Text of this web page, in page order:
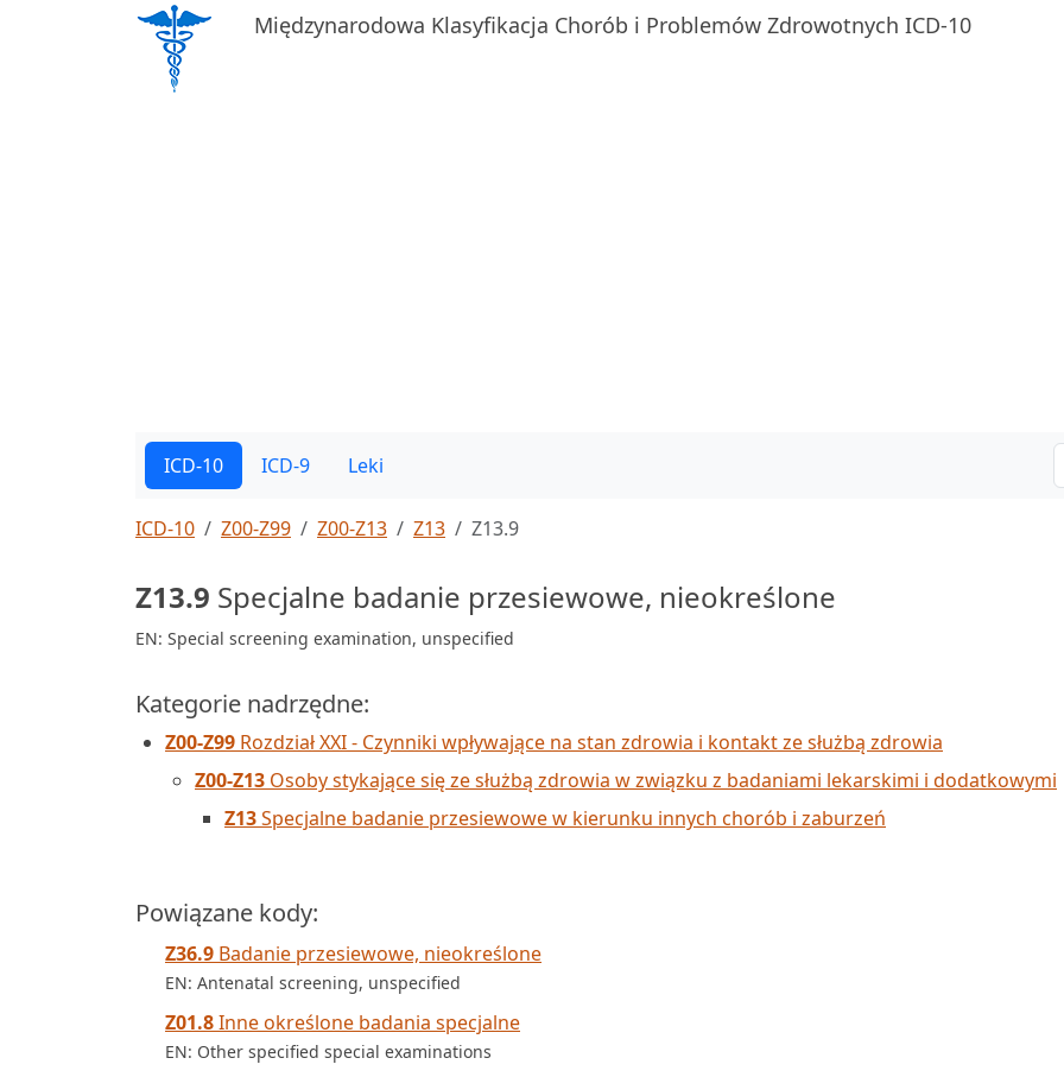
Międzynarodowa Klasyfikacja Chorób i Problemów Zdrowotnych ICD-10
ICD-10 ICD-9 Leki
ICD-10 Z00-Z99 Z00-Z13 Z13 Z13.9
Z13.9 Specjalne badanie przesiewowe, nieokreślone
EN: Special screening examination, unspecified
Kategorie nadrzędne:
Z00-Z99 Rozdział XXI - Czynniki wpływające na stan zdrowia i kontakt ze służbą zdrowia
Z00-Z13 Osoby stykające się ze służbą zdrowia w związku z badaniami lekarskimi i dodatkowymi
Z13Specjalne badanie przesiewowe w kierunku innych chorób i zaburzeń
Powiązane kody:
Z36.9 Badanie przesiewowe, nieokreślone
EN: Antenatal screening, unspecified
Z01.8Inne określone badania specjalne
EN: Other specified special examinations